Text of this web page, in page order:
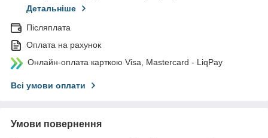
Детальніше
Післяплата
Оплата на рахунок
Онлайн-оплата карткою Visa, Mastercard - LiqPay
Всі умови оплати
Умови повернення